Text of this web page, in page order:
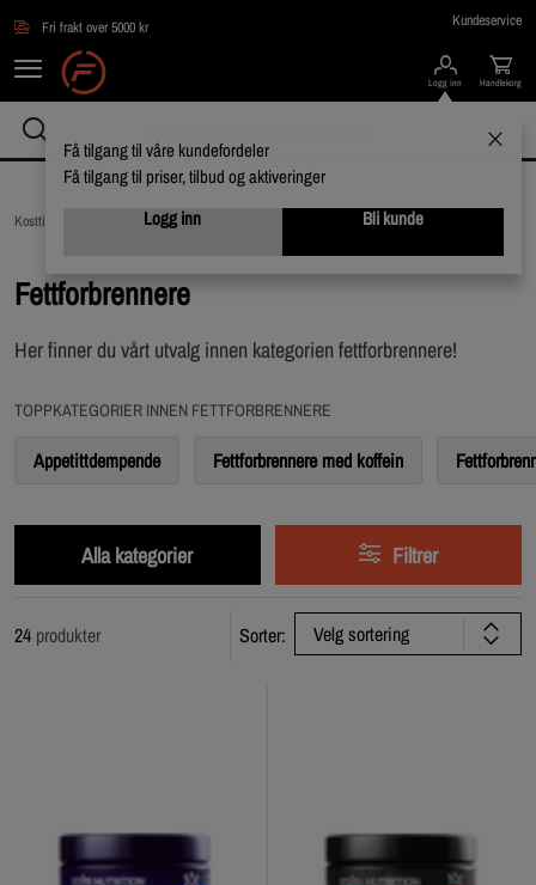
Fri frakt over 5000 kr Kundeservice
Logg inn
Få tilgang til våre kundefordeler
Få tilgang til priser, tilbud og aktiveringer
Logg inn
Bli kunde
Handlekorg
Kosttilskudd / Fettforbrennere
Fettforbrennere
Her finner du vårt utvalg innen kategorien fettforbrennere!
TOPPKATEGORIER INNEN FETTFORBRENNERE
Appetittdempende Fettforbrennere med koffein
Alla kategorier Filtrer
24 produkter Sorter: Velg sortering